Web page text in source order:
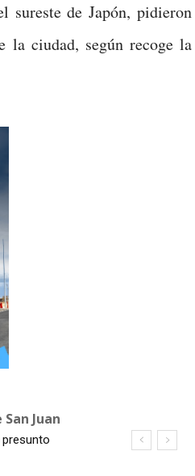
sureste de Japón, pidieron
la ciudad, según recoge la
Juan
en zona